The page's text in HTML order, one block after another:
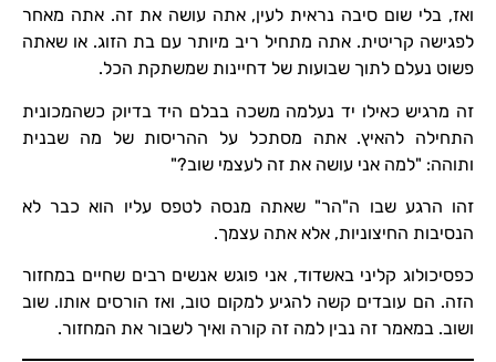
ואז, בלי שום סיבה נראית לעין, אתה עושה את זה. אתה מאחר
לפגישה קריטית. אתה מתחיל ריב מיותר עם בת הזוג. או שאתה
פשוט נעלם לתוך שבועות של דחיינות שמשתקת הכל.
זה מרגיש כאילו יד נעלמה משכה בבלם היד בדיוק כשהמכונית
התחילה להאיץ. אתה מסתכל על ההריסות של מה שבנית
ותוהה: "למה אני עושה את זה לעצמי שוב?"
זהו הרגע שבו ה"הר" שאתה מנסה לטפס עליו הוא כבר לא
הנסיבות החיצוניות, אלא אתה עצמך.
כפסיכולוג קליני באשדוד, אני פוגש אנשים רבים שחיים במחזור
הזה. הם עובדים קשה להגיע למקום טוב, ואז הורסים אותו. שוב
ושוב. במאמר זה נבין למה זה קורה ואיך לשבור את המחזור.